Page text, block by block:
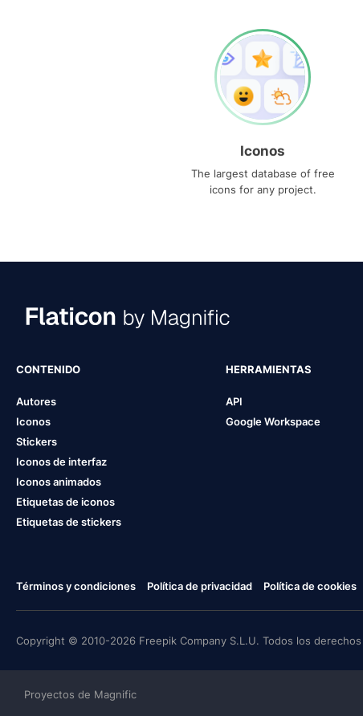
Iconos
The largest database of free
icons for any project.
CONTENIDO
Autores
Iconos
Stickers
Iconos de interfaz
Iconos animados
Etiquetas de iconos
Etiquetas de stickers
HERRAMIENTAS
API
Google Workspace
Términos y condiciones Política de privacidad Política de cookies
Copyright © 2010-2026 Freepik Company S.L.U. Todos los
Proyectos de Magnific